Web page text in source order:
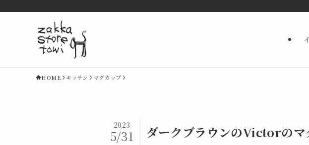
HOME キッチン マグカップ
ダークブラウンのVictorのマ
2023
5/31